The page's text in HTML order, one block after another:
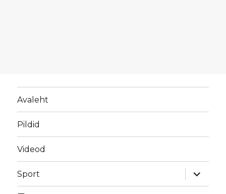
Avaleht
Pildid
Videod
Sport
laienda